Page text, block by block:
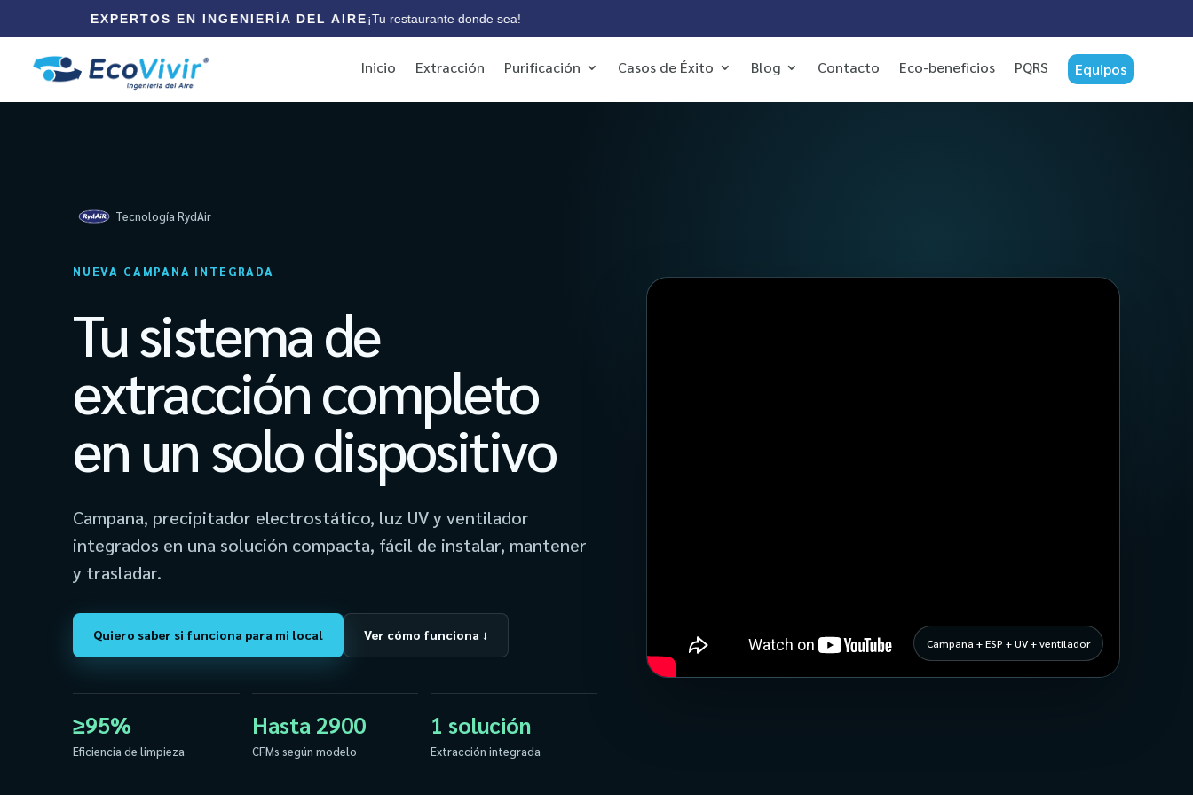
EXPERTOS EN INGENIERÍA DEL AIRE
Inicio Extracción Purificación Casos de Éxito Blog Contacto Eco-beneficios PQRS Equipos
Tecnología RydAir
NUEVA CAMPANA INTEGRADA
Tu sistema de
extracción completo
en un solo dispositivo
Campana, precipitador electrostático, luz UV y ventilador
integrados en una solución compacta, fácil de instalar, mantener
y trasladar.
Quiero saber si funciona para mi local Ver cómo funciona ↓
≥95%
Eficiencia de limpieza
Hasta 2900
CFMs según modelo
1 solución
Extracción integrada
Campana + ESP + UV + ventilador